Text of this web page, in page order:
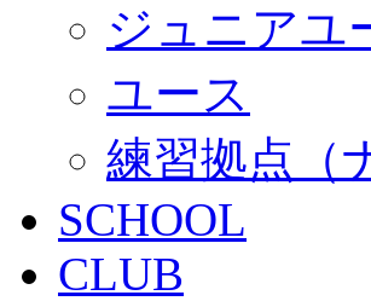
ジュニアユ
ユース
練習拠点（
SCHOOL
CLUB